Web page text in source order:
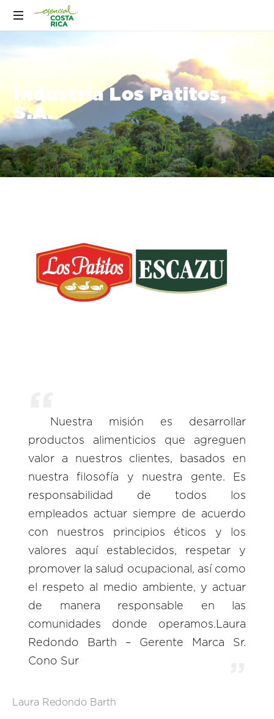
Industria Los Patitos,
S.A.
Nuestra misión es desarrollar
productos alimenticios que agreguen
valor a nuestros clientes, basados en
nuestra filosofía y nuestra gente. Es
responsabilidad de todos los
empleados actuar siempre de acuerdo
con nuestros principios éticos y los
valores aquí establecidos, respetar y
promover la salud ocupacional, así como
el respeto al medio ambiente, y actuar
de manera responsable en las
comunidades donde operamos.Laura
Redondo Barth – Gerente Marca Sr.
Cono Sur
Laura Redondo Barth